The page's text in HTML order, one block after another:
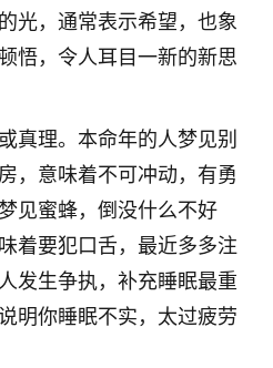
光，通常表示希望，也象
悟，令人耳目一新的新思
真理。本命年的人梦见别
，意味着不可冲动，有勇
见蜜蜂，倒没什么不好
着要犯口舌，最近多多注
发生争执，补充睡眠最重
明你睡眠不实，太过疲劳
12
15
？我想给我奶奶做超度，她今年
亲前年离世，刚开始我经常
也是朋友介绍，找到慧来老
，做梦再也没有梦到过